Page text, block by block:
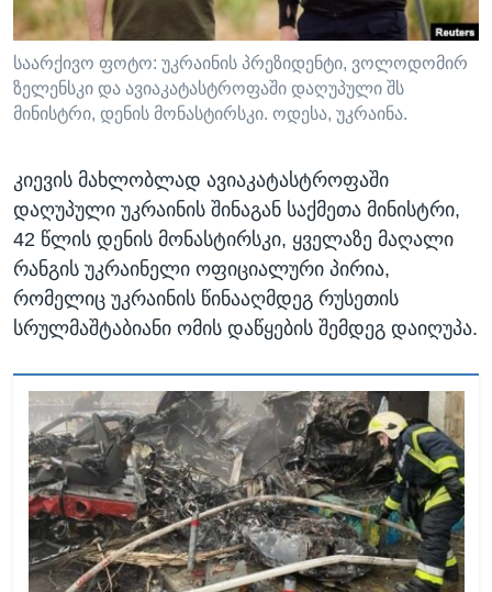
ᲡᲢᲣᲓᲘᲐ ᲕᲐᲨᲘᲜᲒᲢᲝᲜᲘ
ᲔᲙᲝᲜᲝᲛᲘᲙᲐ
ᲯᲐᲜᲛᲠᲗᲔᲚᲝᲑᲐ
ᲛᲔᲪᲜᲘᲔᲠᲔᲑᲐ
ᲙᲣᲚᲢᲣᲠᲐ
ᲒᲐᲚᲘᲚᲔᲝ
ᲓᲔᲖᲘᲜᲤᲝᲠᲛᲐᲪᲘᲐ
Learning English
ᲗᲕᲐᲚᲘ ᲒᲕᲐᲓᲔᲕᲜᲔᲗ
ენები
საარქივო ფოტო: უკრაინის პრეზიდენტი, ვოლოდომირ
ზელენსკი და ავიაკატასტროფაში დაღუპული შს
მინისტრი, დენის მონასტირსკი. ოდესა, უკრაინა.
კიევის მახლობლად ავიაკატასტროფაში
დაღუპული უკრაინის შინაგან საქმეთა მინისტრი,
42 წლის დენის მონასტირსკი, ყველაზე მაღალი
რანგის უკრაინელი ოფიციალური პირია,
რომელიც უკრაინის წინააღმდეგ რუსეთის
სრულმაშტაბიანი ომის დაწყების შემდეგ დაიღუპა.